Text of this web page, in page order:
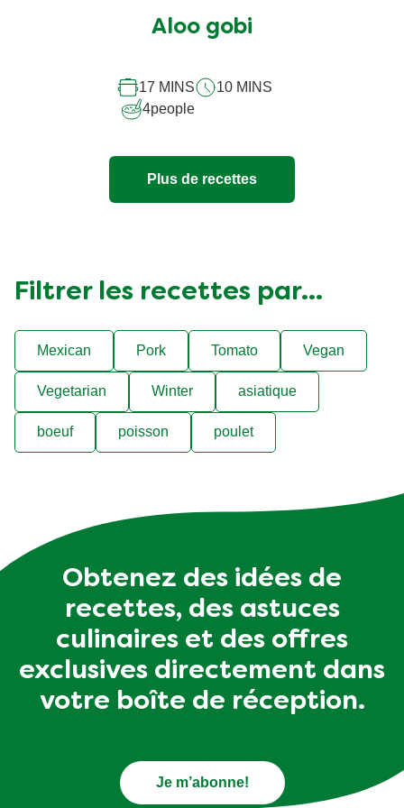
soumise
recipe
Aloo gobi
17 MINS
10 MINS
4people
Plus de recettes
Filtrer les recettes par...
Mexican Pork Tomato Vegan
Vegetarian Winter asiatique
boeuf poisson poulet
Obtenez des idées de
recettes, des astuces
culinaires et des offres
exclusives directement dans
votre boîte de réception.
Je m’abonne!